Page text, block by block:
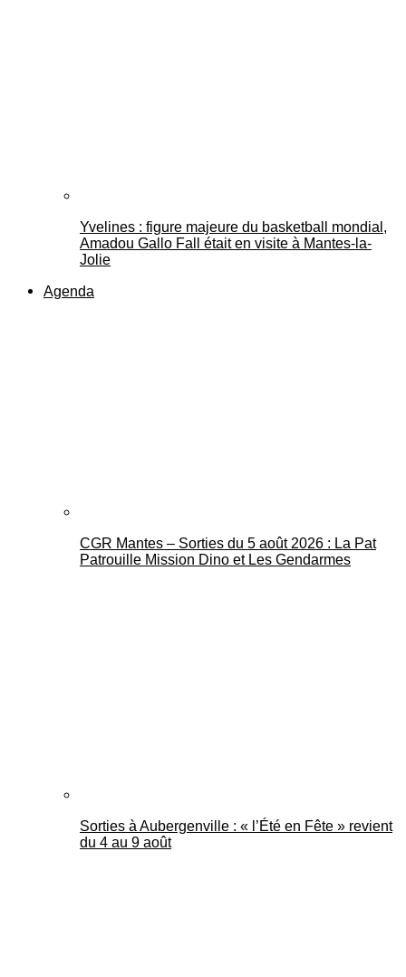
Yvelines : figure majeure du basketball mondial,
Amadou Gallo Fall était en visite à Mantes-la-
Jolie
Agenda
CGR Mantes – Sorties du 5 août 2026 : La Pat
Patrouille Mission Dino et Les Gendarmes
Sorties à Aubergenville : « l’Été en Fête » revient
du 4 au 9 août